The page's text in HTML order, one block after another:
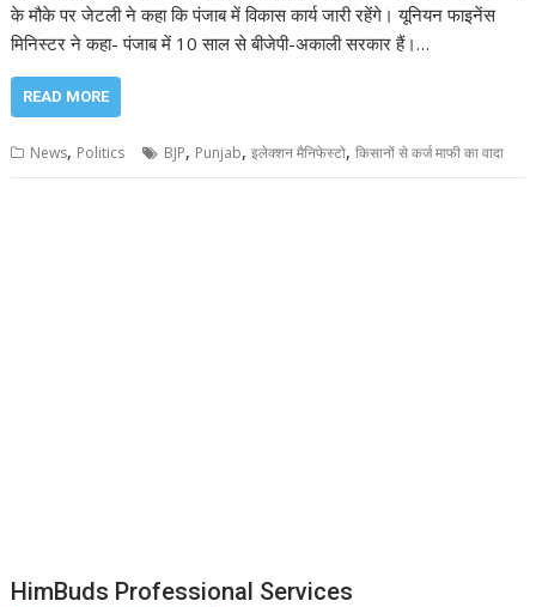
के मौके पर जेटली ने कहा कि पंजाब में विकास कार्य जारी रहेंगे। यूनियन फाइनेंस
मिनिस्टर ने कहा- पंजाब में 10 साल से बीजेपी-अकाली सरकार हैं।…
READ MORE
News, Politics BJP, Punjab,इलेक्शन मैनिफेस्टो,किसानों से कर्ज माफी का वादा
HimBuds Professional Services